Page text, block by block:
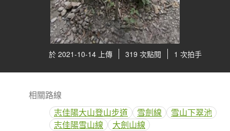
於 2021-10-14 上傳 319 次點閱 1 次拍手
相關路線
志佳陽大山登山步道
雪劍線
雪山下翠池
志佳陽雪山線
大劍山線